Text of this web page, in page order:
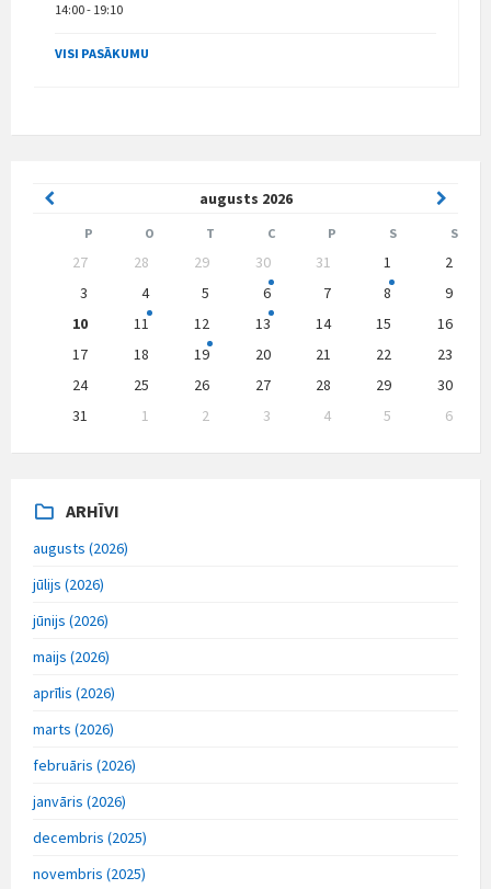
14:00 - 19:10
VISI PASĀKUMU
augusts 2026
Previous
Month
Month
P O T C P S S
calendar
27 28 29 30 31 1
2
3
4 5 6 7 8
9
10
11 12 13 14 15
16
17
18 19 20 21 22
23
24
25 26 27 28 29
30
31
1 2 3 4 5
6
to
ARHĪVI
augusts (2026)
jūlijs (2026)
jūnijs (2026)
maijs (2026)
aprīlis (2026)
marts (2026)
februāris (2026)
janvāris (2026)
decembris (2025)
novembris (2025)